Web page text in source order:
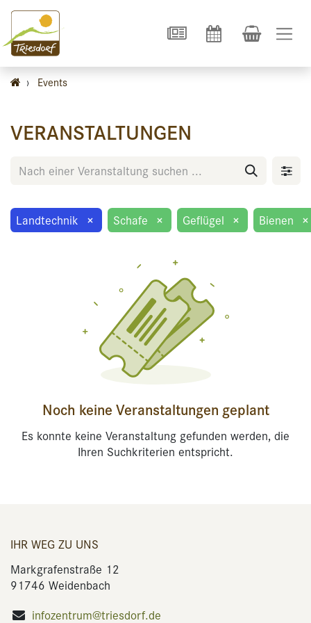
› Events
VERANSTALTUNGEN
Landtechnik × Schafe × Geflügel × Bienen ×
Noch keine Veranstaltungen geplant
Es konnte keine Veranstaltung gefunden werden, die
Ihren Suchkriterien entspricht.
IHR WEG ZU UNS
Markgrafenstraße 12
91746 Weidenbach
infozentrum@triesdorf.de